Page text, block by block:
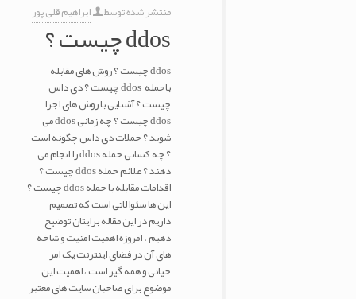
منتشر شده توسط ابراهیم قلی پور
ddos چیست ؟
ddos چیست ؟ روش های مقابله
باحمله ddos چیست ؟ دی داس
چیست ؟ آشنایی با روش های اجرا
ddos چیست ؟ چه زمانی ddos می
شوید ؟ حملات دی داس چگونه است
؟ چه کسانی حمله ddos را انجام می
دهند ؟ علائم حمله ddos چیست ؟
اقدامات مقابله با حمله ddos چیست ؟
این ها سئوالاتی است که تصمیم
داریم در این مقاله برایتان توضیح
دهیم . امروزه اهمیت امنیت و شاخه
های آن در فضای اینترنت یک امر
حیاتی و همه گیر است ، اهمیت این
موضوع برای صاحبان سایت های معتبر